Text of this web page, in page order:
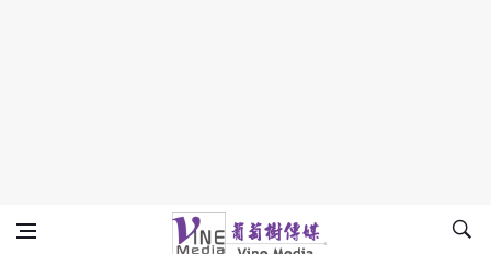
Vine Media
葡萄樹傳媒